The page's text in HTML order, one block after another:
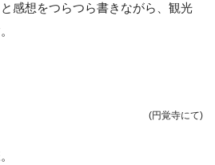
感想をつらつら書きながら、観光
(円覚寺にて)